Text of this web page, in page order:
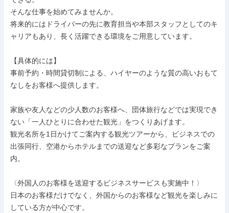
そんな仕事を始めてみませんか。
将来的にはドライバーの先に教育担当や本部スタッフとしてのキ
ャリアもあり、長く活躍できる環境をご用意しています。
【具体的には】
事前予約・時間貸切制による、ハイヤーのような質の高いおもて
なしをお客様へ提供します。
家族や友人などの少人数のお客様へ、団体旅行などでは実現でき
ない「一人ひとりに合わせた観光」をつくりあげます。
観光名所を1日かけてご案内する観光ツアーから、ビジネスでの
出張同行、空港からホテルまでの送迎など多彩なプランをご案
内。
〈外国人のお客様を送迎するビジネスサービスも実施中！〉
日本のお客様だけでなく、外国からのお客様など観光を楽しみに
している方が中心です。